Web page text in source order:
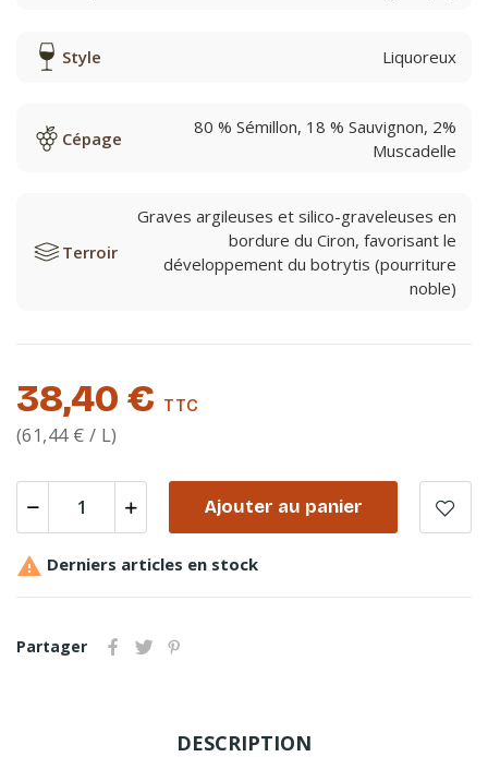
Style Liquoreux
Cépage
80 % Sémillon, 18 % Sauvignon, 2%
Muscadelle
Terroir
Graves argileuses et silico-graveleuses en
bordure du Ciron, favorisant le
développement du botrytis (pourriture
noble)
38,40 € TTC
(61,44 € / L)
Ajouter au panier
 Derniers articles en stock
Partager
DESCRIPTION